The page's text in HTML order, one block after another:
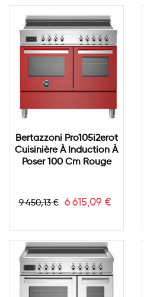
Bertazzoni Pro105i2erot
Cuisinière À Induction À
Poser 100 Cm Rouge
Prix
9 450,13 € Prix
6 615,09 €